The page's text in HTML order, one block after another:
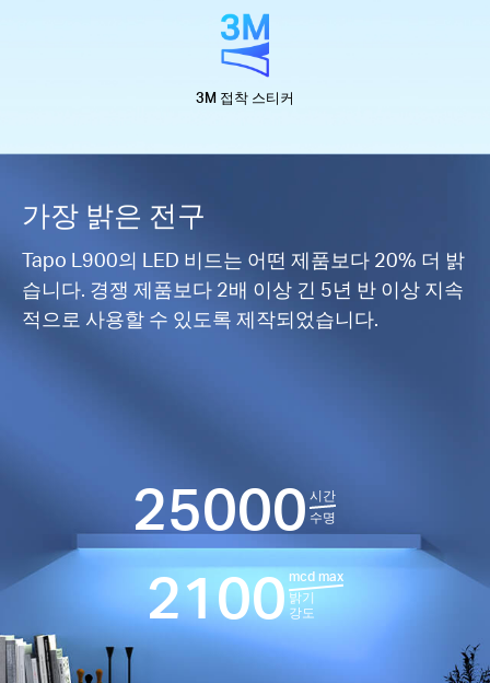
3M 접착 스티커
가장 밝은 전구
Tapo L900의 LED 비드는 어떤 제품보다 20% 더 밝
습니다. 경쟁 제품보다 2배 이상 긴 5년 반 이상 지속
적으로 사용할 수 있도록 제작되었습니다.
25000 시간
수명
2100mcd max
밝기
강도